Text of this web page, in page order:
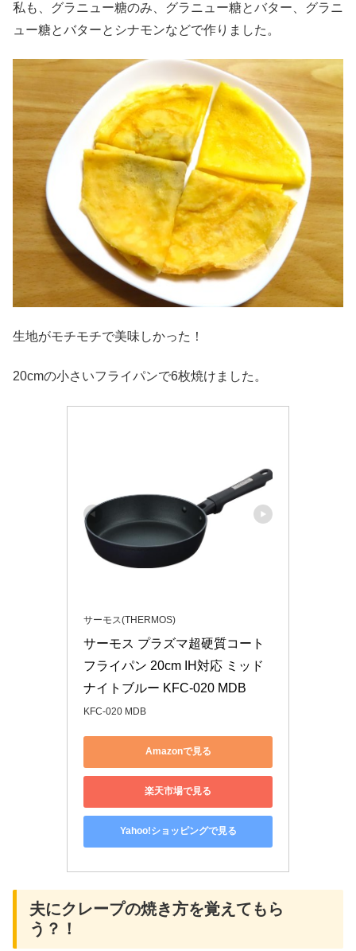
私も、グラニュー糖のみ、グラニュー糖とバター、グラニ
ュー糖とバターとシナモンなどで作りました。
生地がモチモチで美味しかった！
20cmの小さいフライパンで6枚焼けました。
サーモス(THERMOS)
サーモス プラズマ超硬質コート
フライパン 20cm IH対応 ミッド
ナイトブルー KFC-020 MDB
KFC-020 MDB
Amazonで見る
楽天市場で見る
Yahoo!ショッピングで見る
夫にクレープの焼き方を覚えてもら
う？！